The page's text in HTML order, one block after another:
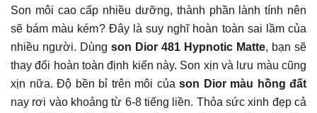
Son môi cao cấp nhiều dưỡng, thành phần lành tính nên
sẽ bám màu kém? Đây là suy nghĩ hoàn toàn sai lầm của
nhiều người. Dùng son Dior 481 Hypnotic Matte, bạn sẽ
thay đổi hoàn toàn định kiến này. Son xịn và lưu màu cũng
xịn nữa. Độ bền bỉ trên môi của son Dior màu hồng đất
nay rơi vào khoảng từ 6-8 tiếng liền. Thỏa sức xinh đẹp cả